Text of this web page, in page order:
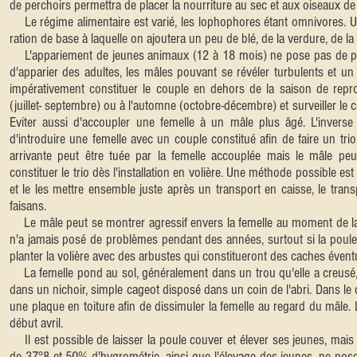
de perchoirs permettra de placer la nourriture au sec et aux oiseaux
Le régime alimentaire est varié, les lophophores étant omnivores.
ration de base à laquelle on ajoutera un peu de blé, de la verdure, de
L'appariement de jeunes animaux (12 à 18 mois) ne pose pas de
d'apparier des adultes, les mâles pouvant se révéler turbulents et
impérativement constituer le couple en dehors de la saison de
(juillet- septembre) ou à l'automne (octobre-décembre) et surveiller le
Eviter aussi d'accoupler une femelle à un mâle plus âgé.
d'introduire une femelle avec un couple constitué afin de faire un
arrivante peut être tuée par la femelle accouplée mais le mâle
constituer le trio dès l'installation en volière. Une méthode possible
et le les mettre ensemble juste après un transport en caisse, le
faisans.
Le mâle peut se montrer agressif envers la femelle au moment de
n'a jamais posé de problèmes pendant des années, surtout si la
planter la volière avec des arbustes qui constitueront des caches
La femelle pond au sol, généralement dans un trou qu'elle a
dans un nichoir, simple cageot disposé dans un coin de l'abri. Dans
une plaque en toiture afin de dissimuler la femelle au regard du
début avril.
Il est possible de laisser la poule couver et élever ses jeunes,